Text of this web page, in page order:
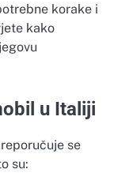
korake i
kako
u Italiji
se
su: